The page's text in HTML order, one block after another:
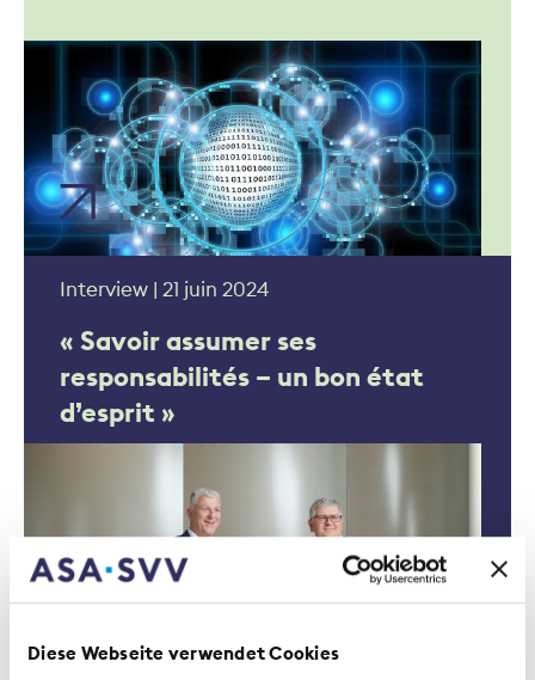
Diese Webseite verwendet Cookies
Interview | 21 juin 2024
« Savoir assumer ses
responsabilités – un bon état
d’esprit »
Interview | 17 avril 2024